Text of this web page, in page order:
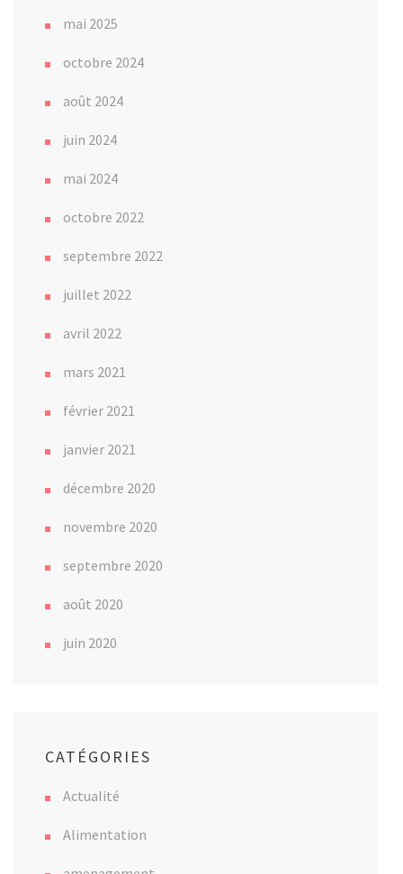
mai 2025
octobre 2024
août 2024
juin 2024
mai 2024
octobre 2022
septembre 2022
juillet 2022
avril 2022
mars 2021
février 2021
janvier 2021
décembre 2020
novembre 2020
septembre 2020
août 2020
juin 2020
CATÉGORIES
Actualité
Alimentation